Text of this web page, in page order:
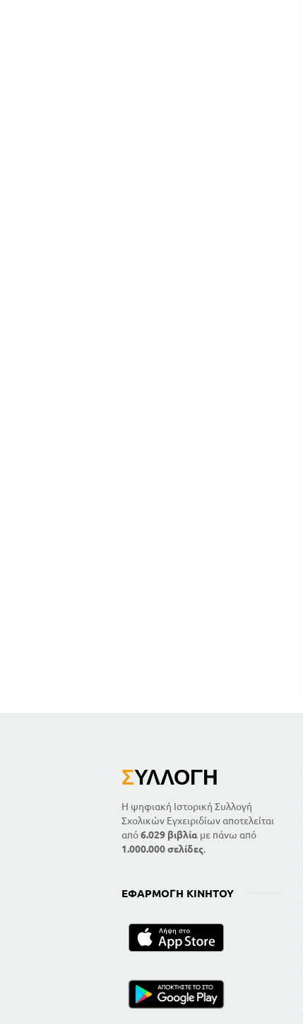
ΣΥΛΛΟΓΉ
Η ψηφιακή Ιστορική Συλλογή
Σχολικών Εγχειριδίων αποτελείται
από6.029 βιβλία με πάνω από
1.000.000 σελίδες.
ΕΦΑΡΜΟΓΉ ΚΙΝΗΤΟΎ